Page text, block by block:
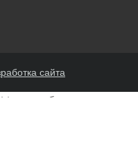
сайта
для обеспечения